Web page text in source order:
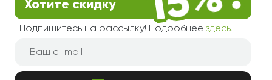
Хотите скидку
Подпишитесь на рассылку! Подробнее здесь.